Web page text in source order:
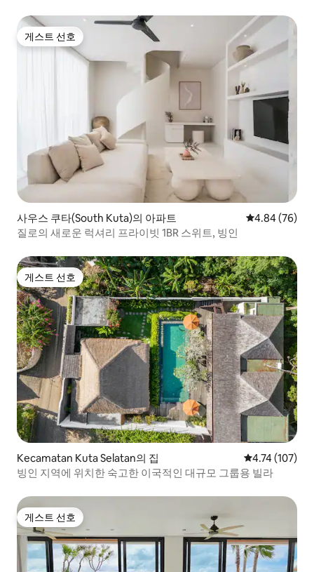
게스트 선호
게스트 선호
사우스 쿠타(South Kuta)의 아파트 평점 4.84점(5
4.84 (76)
질로의 새로운 럭셔리 프라이빗 1BR 스위트, 빙인
게스트 선호
게스트 선호
Kecamatan Kuta Selatan의 집 평점 4.74점(5
4.74 (107)
빙인 지역에 위치한 숙고한 이국적인 대규모 그룹용 빌라
게스트 선호
게스트 선호